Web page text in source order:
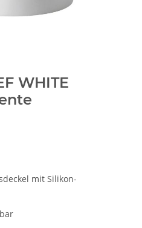
WHITE
mit Silikon-